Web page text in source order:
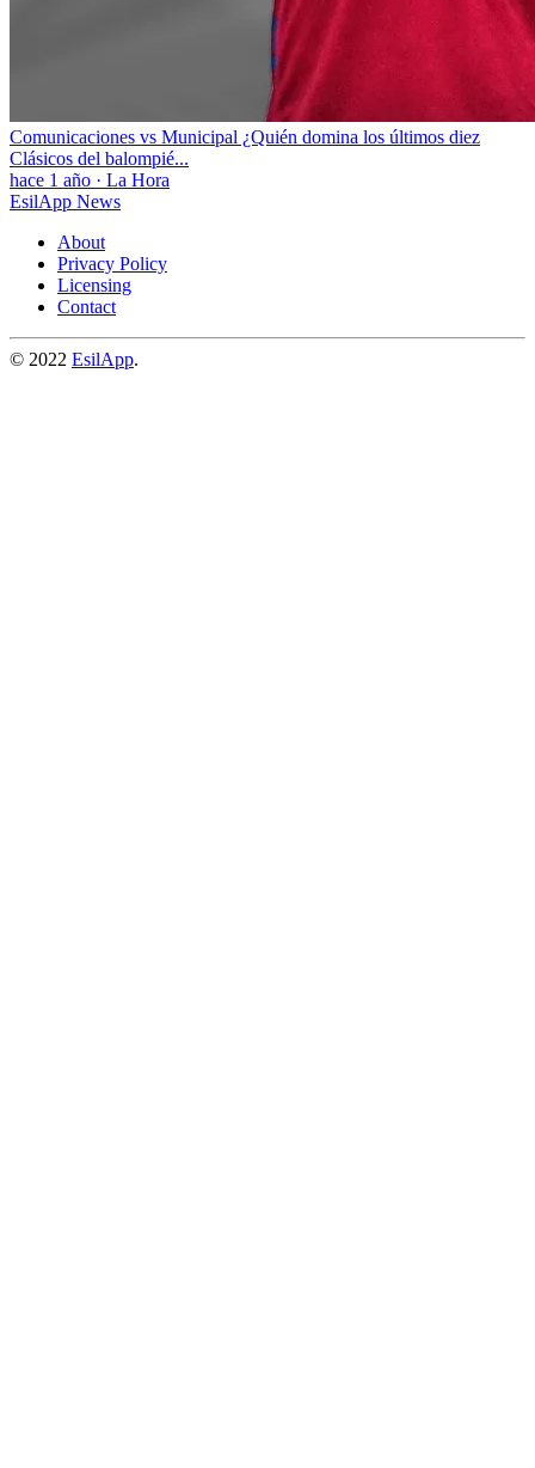
Comunicaciones vs Municipal ¿Quién domina los últimos diez
Clásicos del balompié...
hace 1 año · La Hora
EsilApp News
About
Privacy Policy
Licensing
Contact
© 2022 EsilApp.